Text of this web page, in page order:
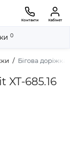
Контакти Кабінет
Бігова доріжка
XT-685.16
0